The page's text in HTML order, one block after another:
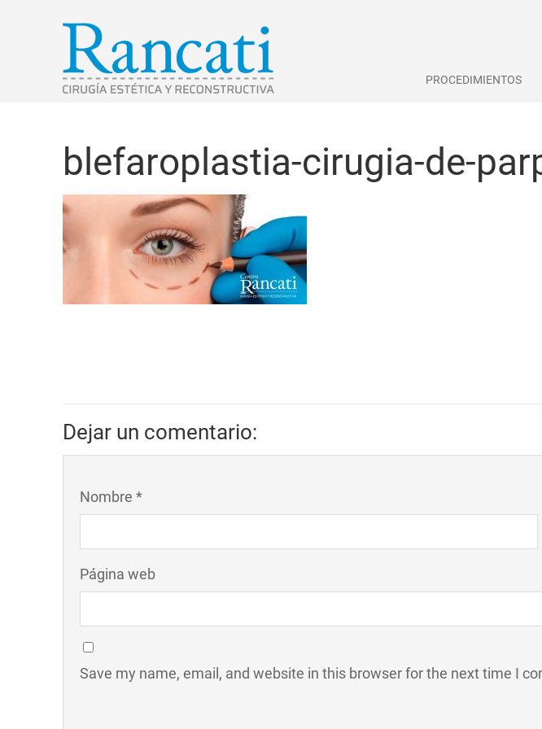
PROCEDIMIENTOS
blefaroplastia-cirugia-de-
Dejar un comentario:
Nombre *
Página web
Save my name, email, and website in this browser for the next time I